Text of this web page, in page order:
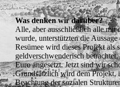
Was denken wir darüber?
Alle, aber ausschließlich alle mit
wurde, unterstützten die
Resümee wird dieses Projekt als
geldverschwenderisch
Euro angesetzt. Jetzt sind wir
Grundsätzlich wird dem Projekt,
Beachtung der sozialen